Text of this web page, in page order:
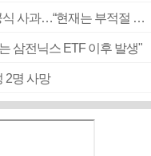
[속보] ‘심판 성접대’ 논란 축구협회 공식 사과…“현재는 부적절 행위 없어”
삼전닉스 ETF 이후 발생"
2명 사망